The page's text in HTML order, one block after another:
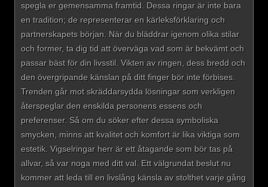
spegla er gemensamma framtid. Dessa ringar är inte bara
en tradition; de representerar en kärleksförklaring och
partnerskapets början. När du bläddrar igenom olika stilar
och former, ta dig tid att överväga vad som är bekvämt och
passar bäst för din livsstil. Vikten av ringen, dess bredd och
den övergripande känslan på ditt finger bör inte förbises.
Trenden går mot skräddarsydda lösningar som verkligen
återspeglar den enskilda personens essens och
preferenser. Så om du söker efter dessa symboliska
smycken, minns att kvalitet och komfort är lika viktiga som
estetik. Vigselringar herr är ett åtagande som bör tas på
allvar, så var noga med ditt val. Ett välgrundat beslut nu
kommer att leda till en livslång känsla av stolthet varje gång